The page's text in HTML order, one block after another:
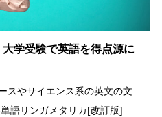
大学受験で英語を得点源に
スやサイエンス系の英文の文
語リンガメタリカ[改訂版]